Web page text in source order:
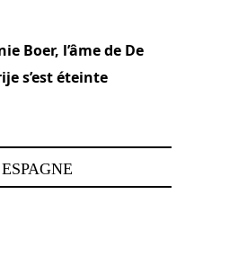
Boer, l’âme de De
s’est éteinte
ESPAGNE